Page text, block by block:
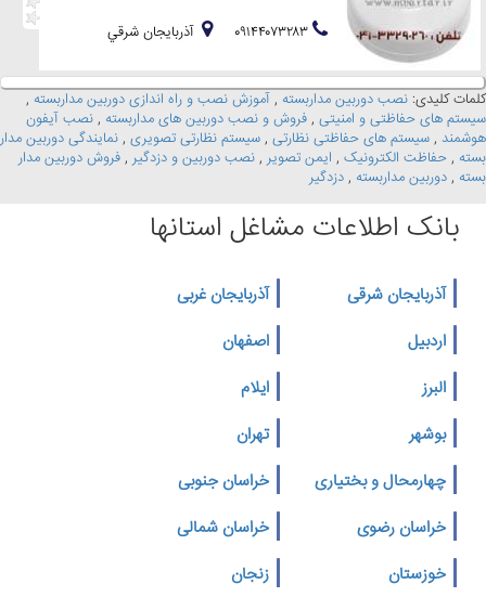
آذربايجان شرقي
کلمات کلیدی: نصب دوربین مداربسته , آموزش نصب و راه اندازی دوربین مداربسته ,
سیستم های حفاظتی و امنیتی , فروش و نصب دوربین های مداربسته , نصب آیفون
هوشمند , سیستم های حفاظتی نظارتی , سیستم نظارتی تصویری , نمایندگی دوربین مدار
بسته , حفاظت الکترونیک , ایمن تصویر , نصب دوربین و دزدگیر , فروش دوربین مدار
بسته , دوربین مداربسته , دزدگیر
بانک اطلاعات مشاغل استانها
آذربایجان شرقی
آذربایجان غربی
اردبیل
اصفهان
البرز
ایلام
بوشهر
تهران
چهارمحال و بختیاری
خراسان جنوبی
خراسان رضوی
خراسان شمالی
خوزستان
زنجان